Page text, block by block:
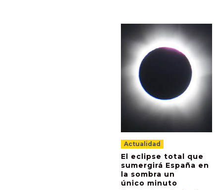
Actualidad
El eclipse total que
sumergirá España en
la sombra un
único minuto